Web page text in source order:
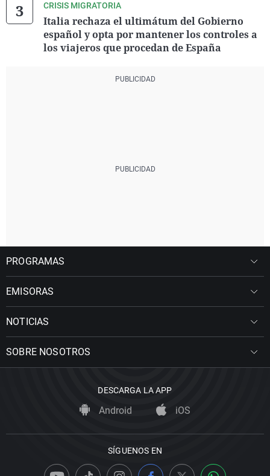
CRISIS MIGRATORIA
Italia rechaza el ultimátum del Gobierno
español y opta por mantener los controles a
los viajeros que procedan de España
PROGRAMAS
EMISORAS
NOTICIAS
SOBRE NOSOTROS
DESCARGA LA APP
Android iOS
SÍGUENOS EN